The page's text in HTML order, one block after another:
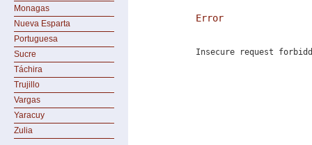
Monagas
Nueva Esparta
Portuguesa
Sucre
Táchira
Trujillo
Vargas
Yaracuy
Zulia
Error
Insecure request